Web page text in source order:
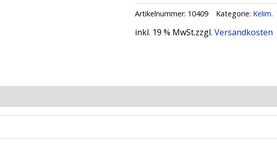
Artikelnummer: 10409 Kategorie: Kelim.
inkl. 19 % MwSt.zzgl.Versandkosten